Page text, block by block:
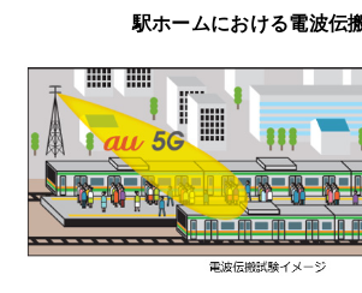
駅ホームにおける電波伝